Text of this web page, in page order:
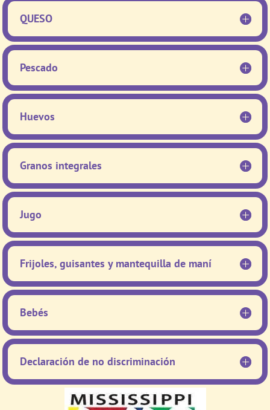
QUESO
Pescado
Huevos
Granos integrales
Jugo
Frijoles, guisantes y mantequilla de maní
Bebés
Declaración de no discriminación